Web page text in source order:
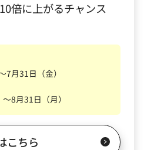
倍に上がるチャンス
7月31日（金）
8月31日（月）
こちら